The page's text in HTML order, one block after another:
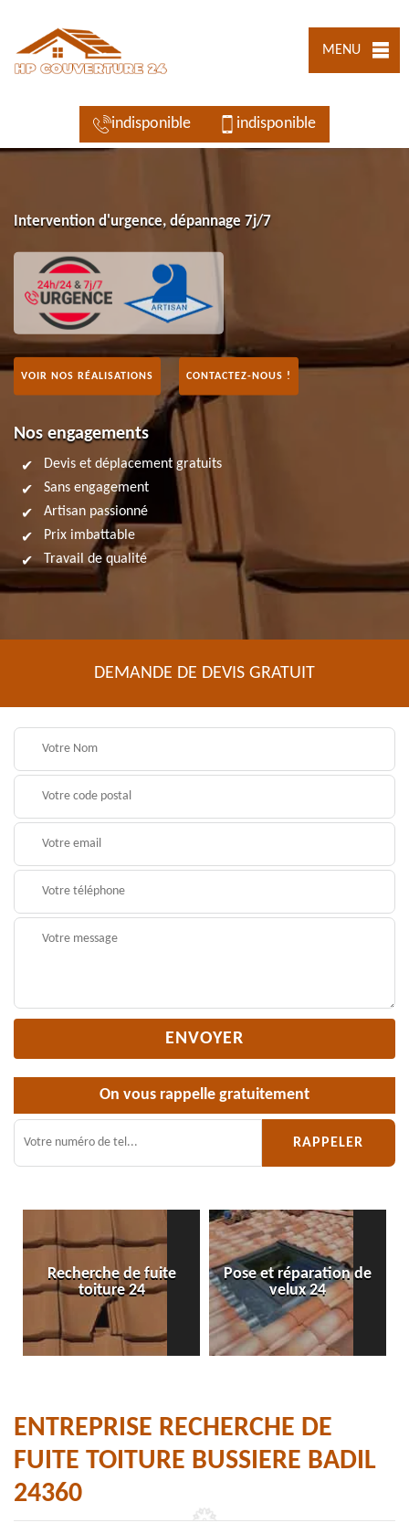
MENU
indisponible indisponible
Intervention d'urgence, dépannage 7j/7
VOIR NOS RÉALISATIONS CONTACTEZ-NOUS !
Nos engagements
Devis et déplacement gratuits
Sans engagement
Artisan passionné
Prix imbattable
Travail de qualité
DEMANDE DE DEVIS GRATUIT
On vous rappelle gratuitement
Recherche de fuite
toiture 24
Pose et réparation de
velux 24
ENTREPRISE RECHERCHE DE
FUITE TOITURE BUSSIERE BADIL
24360